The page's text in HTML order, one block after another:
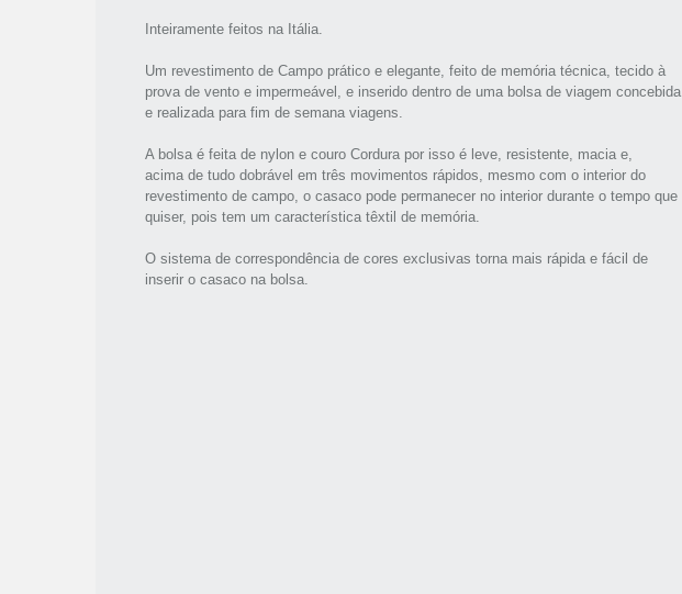
Inteiramente feitos na Itália.
Um revestimento de Campo prático e elegante, feito de memória técnica, tecido à
prova de vento e impermeável, e inserido dentro de uma bolsa de viagem concebida
e realizada para fim de semana viagens.
A bolsa é feita de nylon e couro Cordura por isso é leve, resistente, macia e,
acima de tudo dobrável em três movimentos rápidos, mesmo com o interior do
revestimento de campo, o casaco pode permanecer no interior durante o tempo que
quiser, pois tem um característica têxtil de memória.
O sistema de correspondência de cores exclusivas torna mais rápida e fácil de
inserir o casaco na bolsa.